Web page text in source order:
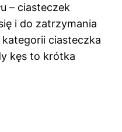
– ciasteczek
i do zatrzymania
kategorii ciasteczka
kęs to krótka